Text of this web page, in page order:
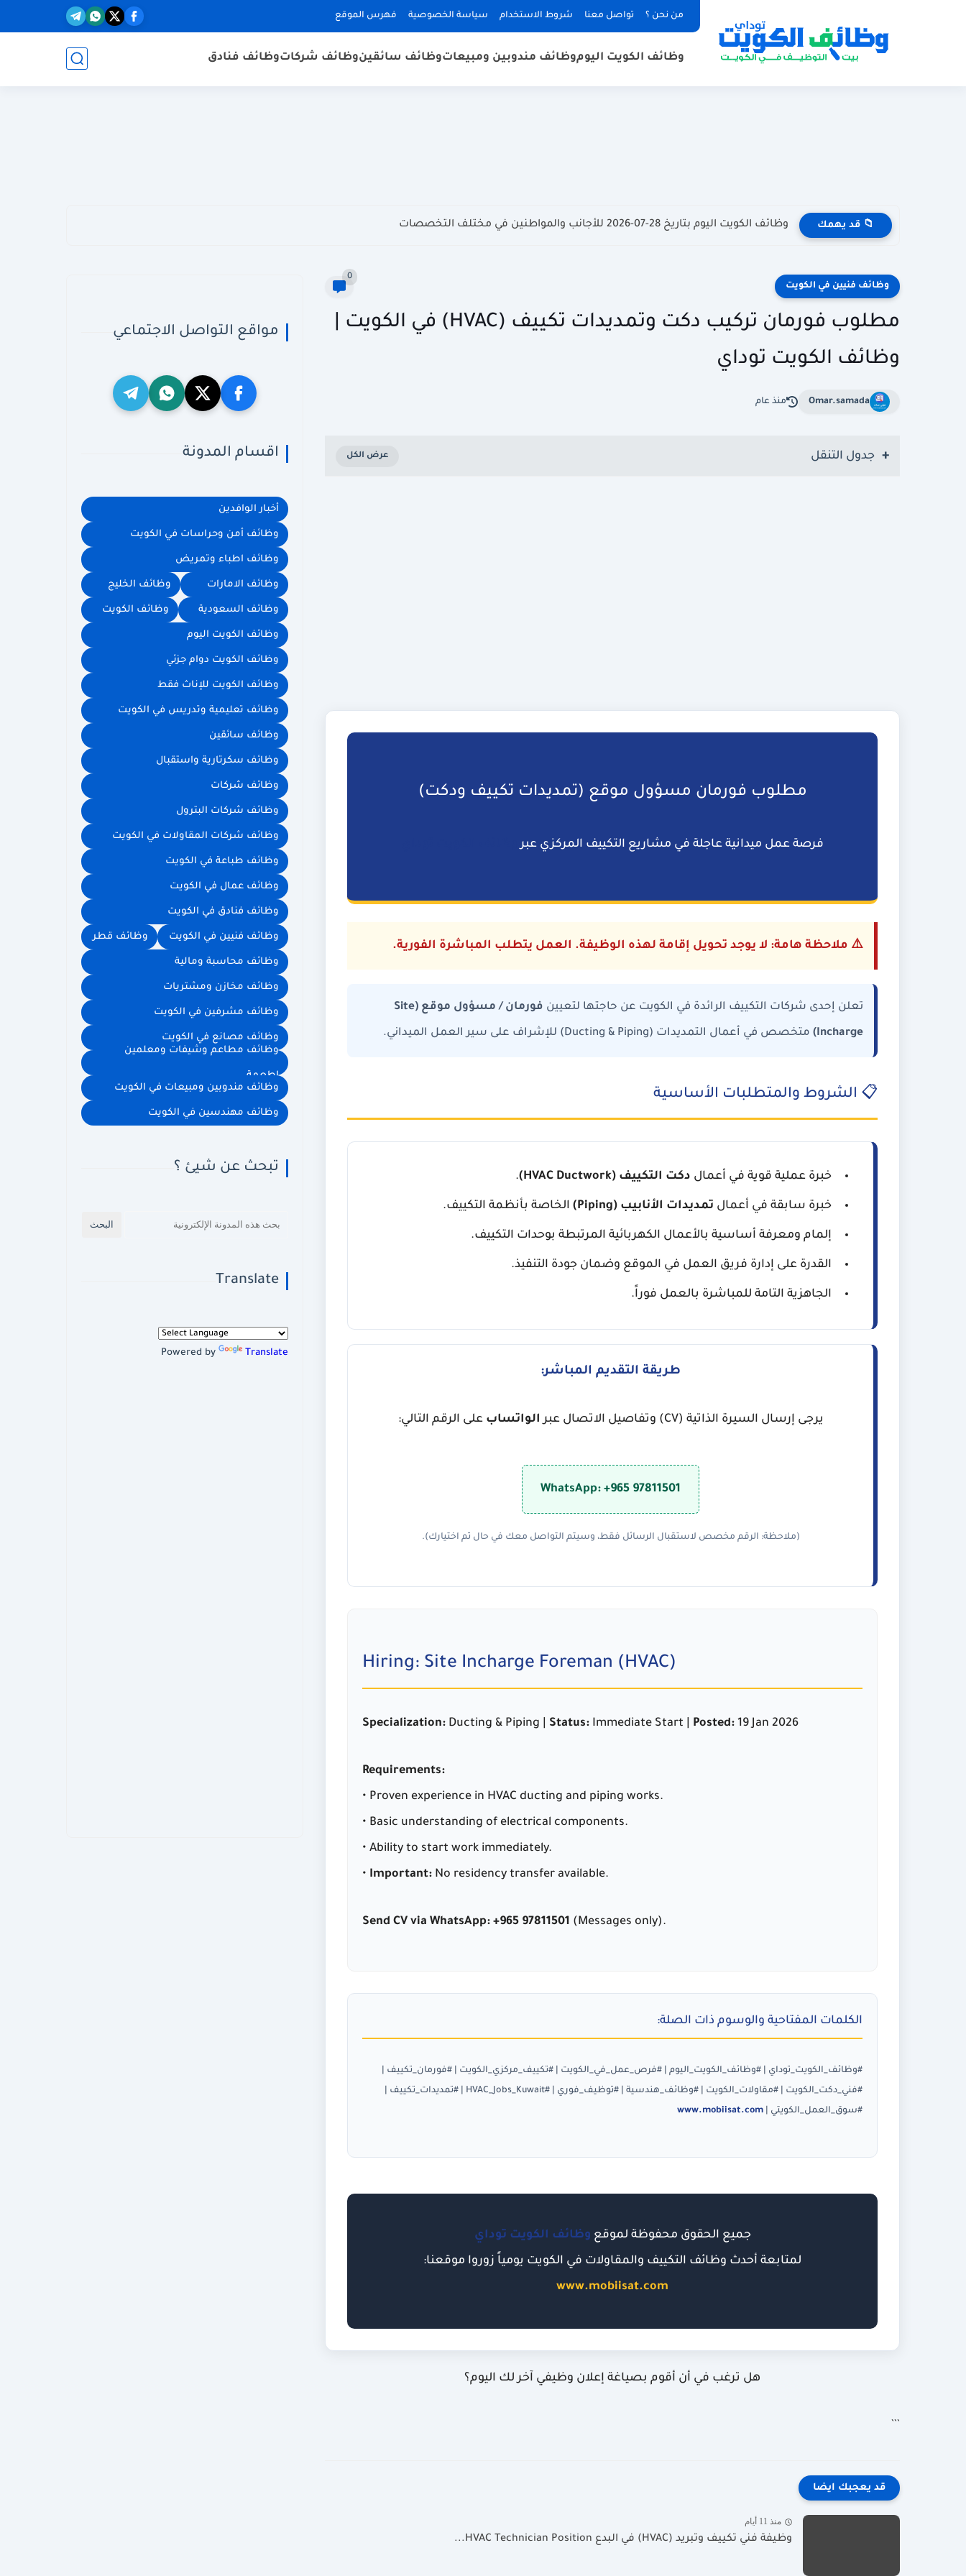
من نحن ؟ تواصل معنا شروط الاستخدام سياسة الخصوصية فهرس الموقع
وظائف الكويت اليوموظائف مندوبين ومبيعاتوظائف سائقينوظائف شركاتوظائف فنادق
📁 قد يهمك وظائف الكويت اليوم بتاريخ 28-07-2026 للأجانب والمواطنين في مختلف التخصصات
وظائف فنيين في الكويت
0
مطلوب فورمان تركيب دكت وتمديدات تكييف (HVAC) في الكويت |
وظائف الكويت توداي
Omar.samada منذ عام
جدول التنقل
مطلوب فورمان مسؤول موقع (تمديدات تكييف ودكت)
فرصة عمل ميدانية عاجلة في مشاريع التكييف المركزي عبر
⚠️ ملاحظة هامة: لا يوجد تحويل إقامة لهذه الوظيفة. العمل يتطلب المباشرة الفورية.
تعلن إحدى شركات التكييف الرائدة في الكويت عن حاجتها لتعيين فورمان / مسؤول موقع (Site
Incharge) متخصص في أعمال التمديدات (Ducting & Piping) للإشراف على سير العمل الميداني.
📋 الشروط والمتطلبات الأساسية
خبرة عملية قوية في أعمال دكت التكييف (HVAC Ductwork) .
خبرة سابقة في أعمال تمديدات الأنابيب (Piping) الخاصة بأنظمة التكييف.
إلمام ومعرفة أساسية بالأعمال الكهربائية المرتبطة بوحدات التكييف.
القدرة على إدارة فريق العمل في الموقع وضمان جودة التنفيذ.
الجاهزية التامة للمباشرة بالعمل فوراً.
طريقة التقديم المباشر:
يرجى إرسال السيرة الذاتية (CV) وتفاصيل الاتصال عبر الواتساب على الرقم التالي:
WhatsApp: +965 97811501
(ملاحظة: الرقم مخصص لاستقبال الرسائل فقط، وسيتم التواصل معك في حال تم اختيارك).
Hiring: Site Incharge Foreman (HVAC)
Specialization: Ducting & Piping | Status: Immediate Start | Posted: 19 Jan 2026
Requirements:
• Proven experience in HVAC ducting and piping works.
• Basic understanding of electrical components.
• Ability to start work immediately.
• Important: No residency transfer available.
Send CV via WhatsApp: +965 97811501 (Messages only).
الكلمات المفتاحية والوسوم ذات الصلة:
#وظائف_الكويت_توداي #وظائف_الكويت_اليوم #فرص_عمل_في_الكويت | #تكييف_مركزي_الكويت | #فورمان_تكييف |
#فني_دكت_الكويت | #مقاولات_الكويت | #وظائف_هندسية | #توظيف_فوري | #HVAC_Jobs_Kuwait | #تمديدات_تكييف |
#سوق_العمل_الكويتي | www.mobiisat.com
جميع الحقوق محفوظة لموقع وظائف الكويت توداي
لمتابعة أحدث وظائف التكييف والمقاولات في الكويت يومياً زوروا موقعنا:
www.mobiisat.com
هل ترغب في أن أقوم بصياغة إعلان وظيفي آخر لك اليوم؟
```
قد يعجبك ايضا
منذ 11 أيام
وظيفة فني تكييف وتبريد (HVAC) في البدع HVAC Technician Position...
مواقع التواصل الاجتماعي
اقسام المدونة
أخبار الوافدين
وظائف أمن وحراسات في الكويت
وظائف اطباء وتمريض
وظائف الامارات وظائف الخليج
وظائف السعودية وظائف الكويت
وظائف الكويت اليوم
وظائف الكويت دوام جزئي
وظائف الكويت للإناث فقط
وظائف تعليمية وتدريس في الكويت
وظائف سائقين
وظائف سكرتارية واستقبال
وظائف شركات
وظائف شركات البترول
وظائف شركات المقاولات في الكويت
وظائف طباعة في الكويت
وظائف عمال في الكويت
وظائف فنادق في الكويت
وظائف فنيين في الكويت وظائف قطر
وظائف محاسبة ومالية
وظائف مخازن ومشتريات
وظائف مشرفين في الكويت
وظائف مصانع في الكويت
وظائف مطاعم وشيفات ومعلمين
اطعمة
وظائف مندوبين ومبيعات في الكويت
وظائف مهندسين في الكويت
تبحث عن شيئ ؟
Translate
Powered by Translate